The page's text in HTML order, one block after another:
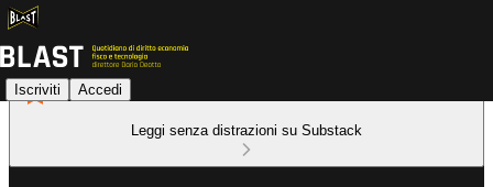
Iscriviti Accedi
Leggi senza distrazioni su Substack